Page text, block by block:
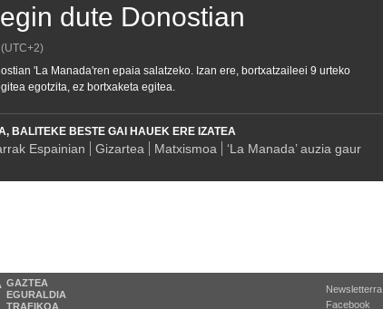
dute Donostian
(UTC+2)
'La Manada'ren epaia salatzeko. Izan ere, bortxatzaileei 9 urteko
egotzita, ez bortxaketa egitea.
BALITEKE BESTE GAI HAUEK ERE IZATEA
Espainian Gizartea Matxismoa ‘La Manada’ auzia gaur
GAZTEA
EGURALDIA
TRAFIKOA
Newsletterra
Facebook